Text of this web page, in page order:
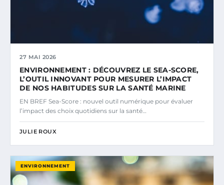
27 MAI 2026
ENVIRONNEMENT : DÉCOUVREZ LE SEA-SCORE,
L’OUTIL INNOVANT POUR MESURER L’IMPACT
DE NOS HABITUDES SUR LA SANTÉ MARINE
EN BREF Sea-Score : nouvel outil numérique pour évaluer
l’impact des choix quotidiens sur la santé…
JULIE ROUX
ENVIRONNEMENT